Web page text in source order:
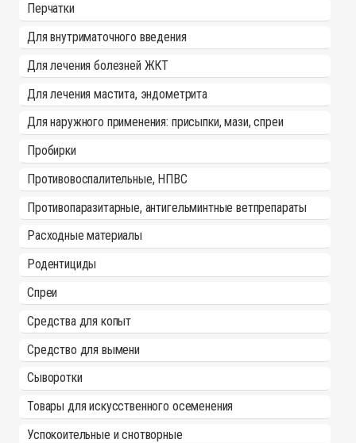
Перчатки
Для внутриматочного введения
Для лечения болезней ЖКТ
Для лечения мастита, эндометрита
Для наружного применения: присыпки, мази, спреи
Пробирки
Противовоспалительные, НПВС
Противопаразитарные, антигельминтные ветпрепараты
Расходные материалы
Родентициды
Спреи
Средства для копыт
Средство для вымени
Сыворотки
Товары для искусственного осеменения
Успокоительные и снотворные